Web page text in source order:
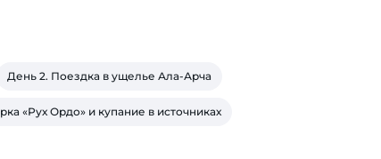
День 2. Поездка в ущелье Ала-Арча
«Рух Ордо» и купание в источниках